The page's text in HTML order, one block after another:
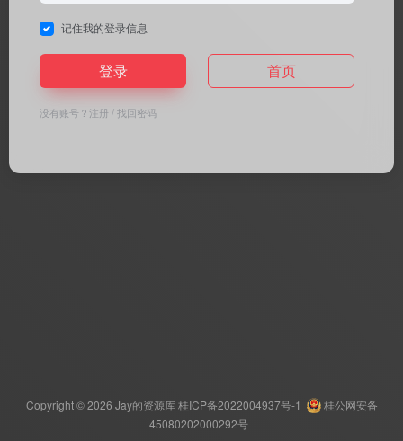
记住我的登录信息
登录 首页
没有账号？ 注册 /找回密码
Copyright © 2026 Jay的资源库 桂ICP备2022004937号-1
桂公网安备
45080202000292号